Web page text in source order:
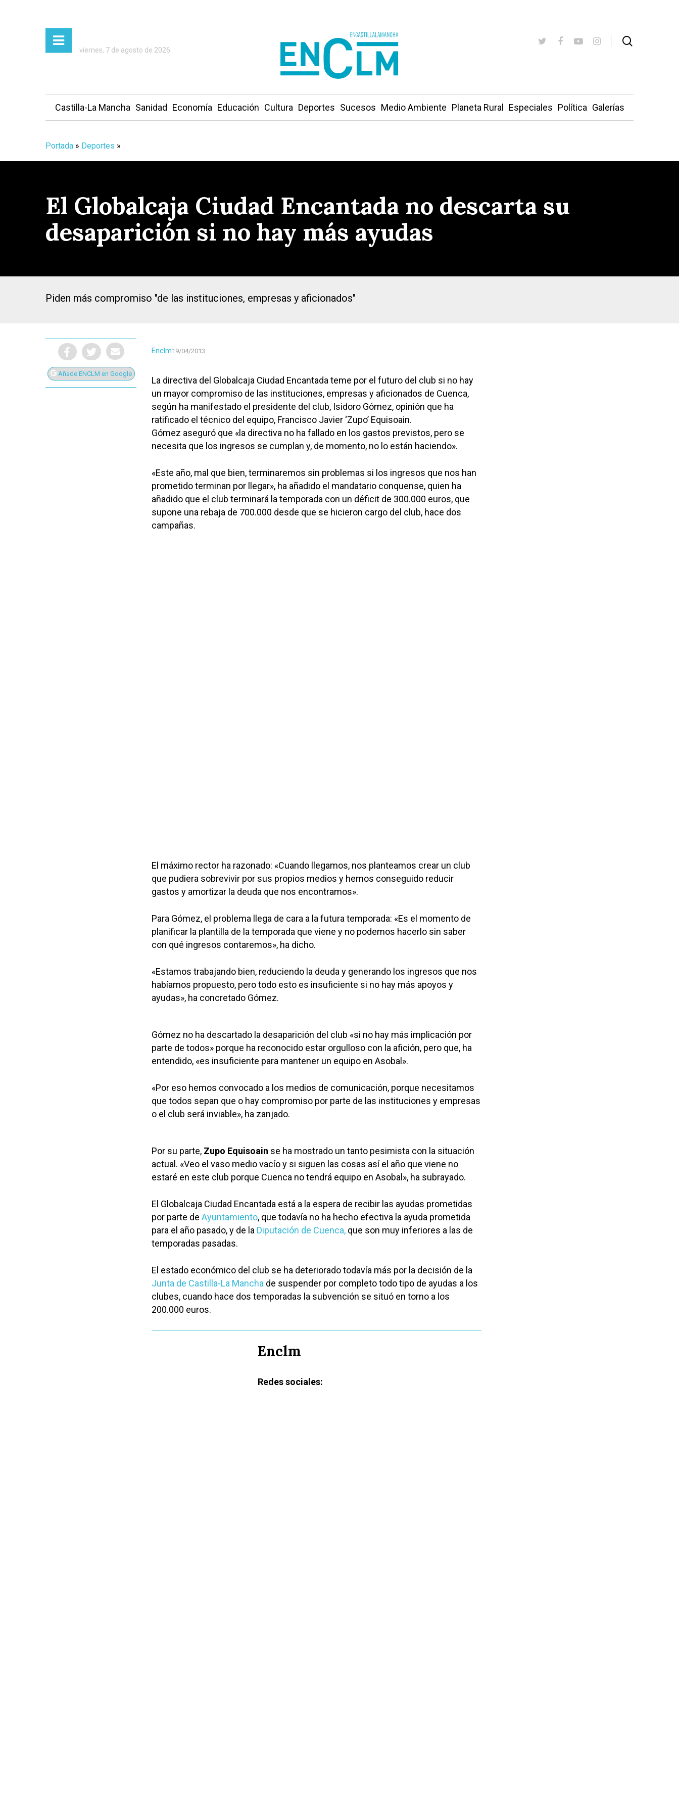
Presiona Intro para buscar o ESC para cerrar
viernes, 7 de agosto de 2026
Castilla-La Mancha Sanidad Economía Educación Cultura Deportes Sucesos Medio Ambiente Planeta Rural Especiales Política Galerías
Portada » Deportes »
El Globalcaja Ciudad Encantada no descarta su
desaparición si no hay más ayudas
Piden más compromiso "de las instituciones, empresas y aficionados"
Añade ENCLM en Google
Enclm19/04/2013
La directiva del Globalcaja Ciudad Encantada teme por el futuro del club si no hay
un mayor compromiso de las instituciones, empresas y aficionados de Cuenca,
según ha manifestado el presidente del club, Isidoro Gómez, opinión que ha
ratificado el técnico del equipo, Francisco Javier ‘Zupo’ Equisoain.
Gómez aseguró que «la directiva no ha fallado en los gastos previstos, pero se
necesita que los ingresos se cumplan y, de momento, no lo están haciendo».
«Este año, mal que bien, terminaremos sin problemas si los ingresos que nos han
prometido terminan por llegar», ha añadido el mandatario conquense, quien ha
añadido que el club terminará la temporada con un déficit de 300.000 euros, que
supone una rebaja de 700.000 desde que se hicieron cargo del club, hace dos
campañas.
El máximo rector ha razonado: «Cuando llegamos, nos planteamos crear un club
que pudiera sobrevivir por sus propios medios y hemos conseguido reducir
gastos y amortizar la deuda que nos encontramos».
Para Gómez, el problema llega de cara a la futura temporada: «Es el momento de
planificar la plantilla de la temporada que viene y no podemos hacerlo sin saber
con qué ingresos contaremos», ha dicho.
«Estamos trabajando bien, reduciendo la deuda y generando los ingresos que nos
habíamos propuesto, pero todo esto es insuficiente si no hay más apoyos y
ayudas», ha concretado Gómez.
Gómez no ha descartado la desaparición del club «si no hay más implicación por
parte de todos» porque ha reconocido estar orgulloso con la afición, pero que, ha
entendido, «es insuficiente para mantener un equipo en Asobal».
«Por eso hemos convocado a los medios de comunicación, porque necesitamos
que todos sepan que o hay compromiso por parte de las instituciones y empresas
o el club será inviable», ha zanjado.
Por su parte, Zupo Equisoain se ha mostrado un tanto pesimista con la situación
actual. «Veo el vaso medio vacío y si siguen las cosas así el año que viene no
estaré en este club porque Cuenca no tendrá equipo en Asobal», ha subrayado.
El Globalcaja Ciudad Encantada está a la espera de recibir las ayudas prometidas
por parte de Ayuntamiento, que todavía no ha hecho efectiva la ayuda prometida
para el año pasado, y de la Diputación de Cuenca, que son muy inferiores a las de
temporadas pasadas.
El estado económico del club se ha deteriorado todavía más por la decisión de la
Junta de Castilla-La Mancha de suspender por completo todo tipo de ayudas a los
clubes, cuando hace dos temporadas la subvención se situó en torno a los
200.000 euros.
Enclm
Redes sociales: